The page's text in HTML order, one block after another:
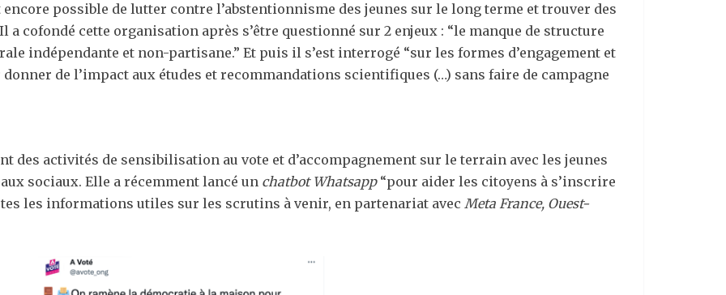
possible de lutter contre l’abstentionnisme des jeunes sur le long terme et trouver des
Il a cofondé cette organisation après s’être questionné sur 2 enjeux : “le manque de structure
indépendante et non-partisane.” Et puis il s’est interrogé “sur les formes d’engagement et
de l’impact aux études et recommandations scientifiques (…) sans faire de campagne
des activités de sensibilisation au vote et d’accompagnement sur le terrain avec les jeunes
sociaux. Elle a récemment lancé un chatbot Whatsapp“pour aider les citoyens à s’inscrire
les informations utiles sur les scrutins à venir, en partenariat avec Meta France, Ouest-